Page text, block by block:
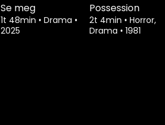
Se meg
1t 48min • Drama •
2025
Possession
2t 4min • Horror,
Drama • 1981